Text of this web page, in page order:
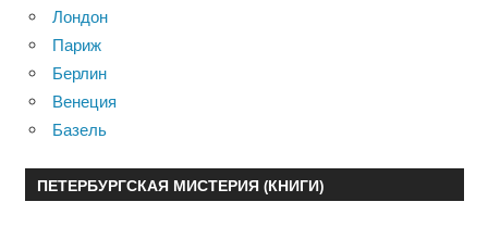
Лондон
Париж
Берлин
Венеция
Базель
ПЕТЕРБУРГСКАЯ МИСТЕРИЯ (КНИГИ)